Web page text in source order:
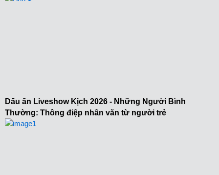
Dấu ấn Liveshow Kịch 2026 - Những Người Bình
Thường: Thông điệp nhân văn từ người trẻ